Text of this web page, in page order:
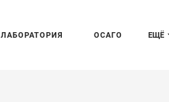
ЕЩЁ
ЛАБОРАТОРИЯ ОСАГО